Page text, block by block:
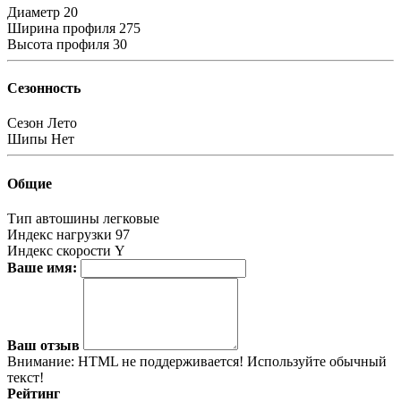
Диаметр 20
Ширина профиля 275
Высота профиля 30
Сезонность
Сезон Лето
Шипы Нет
Общие
Тип автошины легковые
Индекс нагрузки 97
Индекс скорости Y
Ваше имя:
Ваш отзыв
Внимание: HTML не поддерживается! Используйте обычный
текст!
Рейтинг